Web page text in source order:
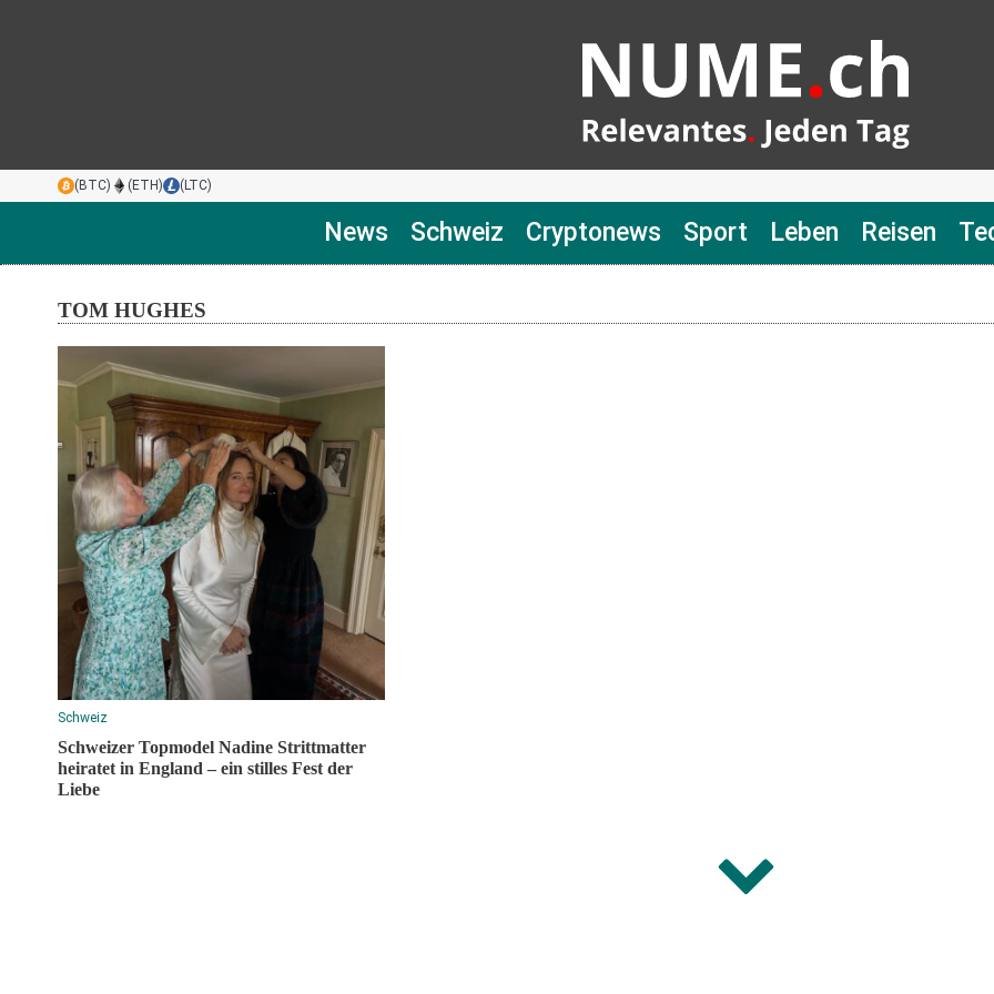
(BTC) (ETH) (LTC)
News Schweiz Cryptonews Sport Leben Reisen
TOM HUGHES
Schweiz
Schweizer Topmodel Nadine Strittmatter
heiratet in England – ein stilles Fest der
Liebe